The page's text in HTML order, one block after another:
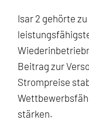
Isar 2 gehörte
Beitrag zur
Strompreise
stärken.